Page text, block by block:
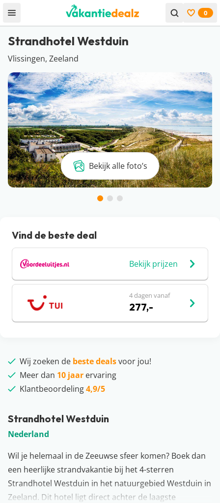
Open menu Bekijk
0
Strandhotel Westduin
Vlissingen, Zeeland
Bekijk alle foto’s
Strandhotel Westduin
Nederland
Wil je helemaal in de Zeeuwse sfeer komen? Boek dan
een heerlijke strandvakantie bij het 4-sterren
Strandhotel Westduin in het natuurgebied Westduin in
Zeeland. Dit hotel ligt direct achter de laagste
Vind de beste deal
Bekijk prijzen
4 dagen vanaf
277,-
Wij zoeken de beste dealsvoor jou!
Meer dan 10 jaar ervaring
Klantbeoordeling4,9/5